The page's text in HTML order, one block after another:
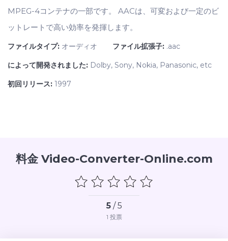
MPEG-4コンテナの一部です。 AACは、可変および一定のビ
ットレートで高い効率を発揮します。
ファイルタイプ: オーディオ ファイル拡張子: .aac
によって開発されました: Dolby, Sony, Nokia, Panasonic, etc
初回リリース: 1997
料金 Video-Converter-Online.com
5/ 5
1 投票